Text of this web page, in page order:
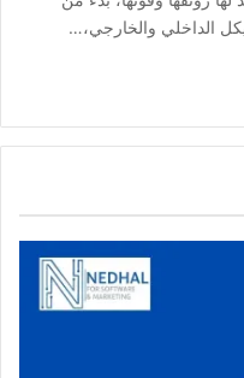
الداخلي والخارجي،…